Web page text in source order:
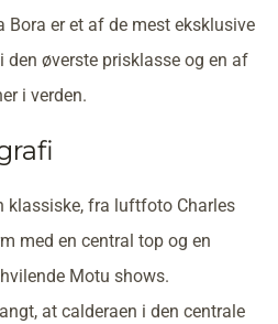
Bora er et af de mest eksklusive
øverste prisklasse og en af
i verden.
klassiske, fra luftfoto Charles
med en central top og en
Motu shows.
at calderaen i den centrale